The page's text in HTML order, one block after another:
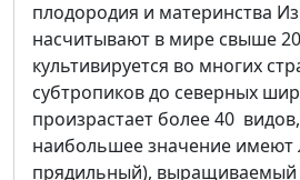
плодородия и материнства
насчитывают в мире свыше
культивируется во многих
субтропиков до северных
произрастает более 40
наибольшее значение имеют
прядильный),